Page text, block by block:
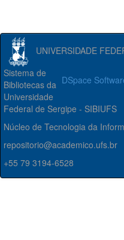
UNIVERSIDADE
DSpace
Sistema de
Bibliotecas da
Universidade
Federal de Sergipe - SIBIUFS
Núcleo de Tecnologia da
repositorio@academico.ufs.br
+55 79 3194-6528